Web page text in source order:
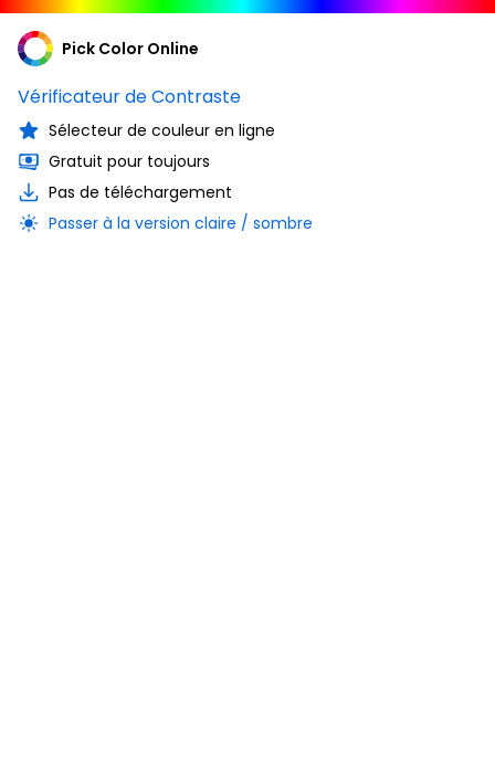
Pick Color Online
Vérificateur de Contraste
Sélecteur de couleur en ligne
Gratuit pour toujours
Pas de téléchargement
Passer à la version claire / sombre